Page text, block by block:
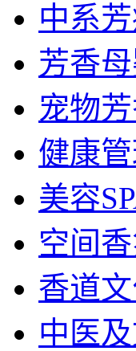
中系
芳香
宠物
健康
美容
空间
香道
中医